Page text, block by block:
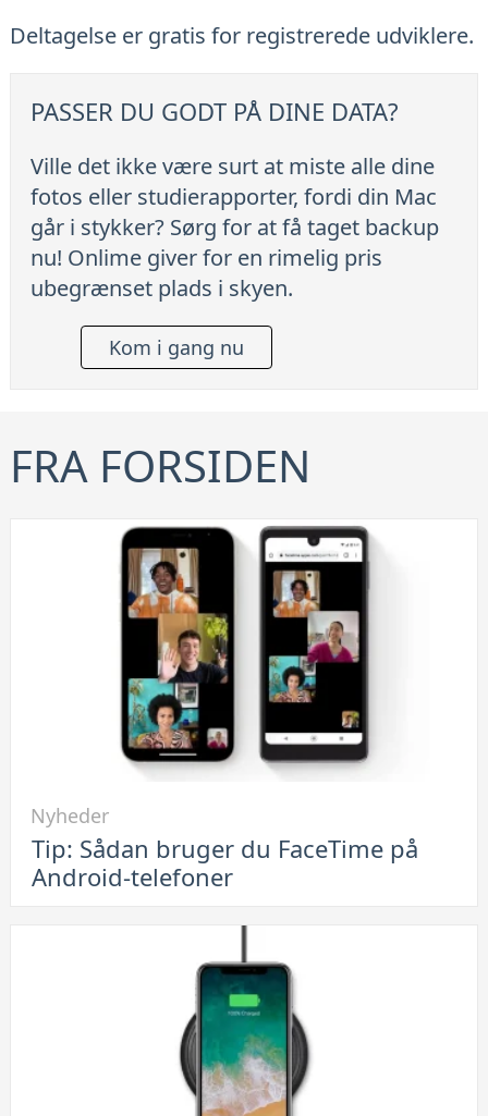
Deltagelse er gratis for registrerede udviklere.
PASSER DU GODT PÅ DINE DATA?
Ville det ikke være surt at miste alle dine
fotos eller studierapporter, fordi din Mac
går i stykker? Sørg for at få taget backup
nu! Onlime giver for en rimelig pris
ubegrænset plads i skyen.
Kom i gang nu
FRA FORSIDEN
Tip:
Sådan
Nyheder
Tip: Sådan bruger du FaceTime på
Android-telefoner